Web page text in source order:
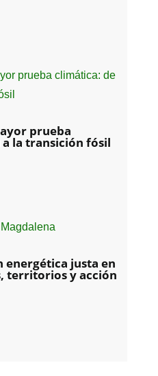
prueba
a la transición fósil
energética justa en
territorios y acción